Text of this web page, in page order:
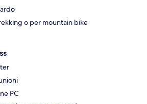
o per mountain bike
PC